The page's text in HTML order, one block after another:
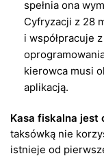
spełnia ona
Cyfryzacji z 28
i współpracuje
kierowca musi
aplikacją.
Kasa fiskalna jest
taksówką nie
istnieje od